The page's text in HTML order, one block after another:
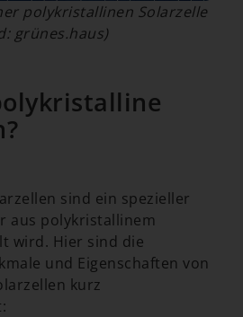
polykristallinen Solarzelle
grünes.haus)
sind ein spezieller
aus polykristallinem
wird. Hier sind die
und Eigenschaften von
kurz